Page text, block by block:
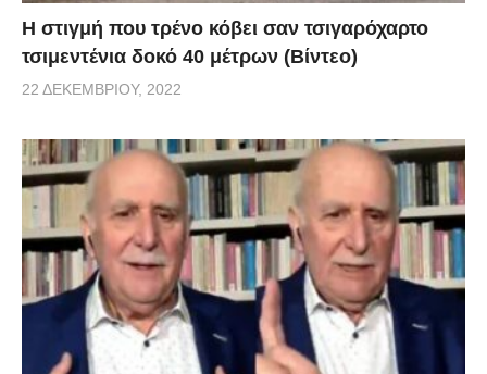
H στιγμή που τρένο κόβει σαν τσιγαρόχαρτο
τσιμεντένια δοκό 40 μέτρων (Βίντεο)
22 ΔΕΚΕΜΒΡΊΟΥ, 2022